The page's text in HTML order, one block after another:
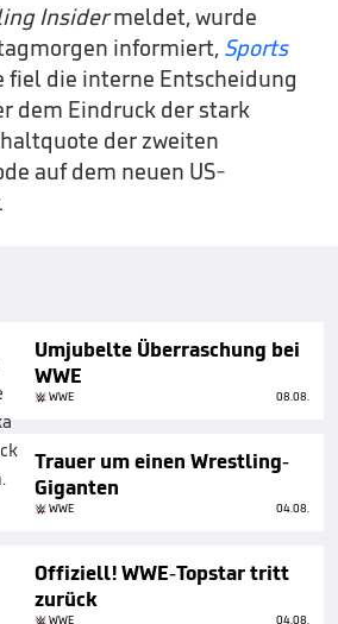
Insidermeldet, wurde
informiert, Sports
die interne Entscheidung
dem Eindruck der stark
der zweiten
auf dem neuen US-
.
Umjubelte Überraschung bei
WWE
WWE 08.08.
Trauer um einen Wrestling-
Giganten
WWE 04.08.
Offiziell! WWE-Topstar tritt
zurück
WWE 04.08.